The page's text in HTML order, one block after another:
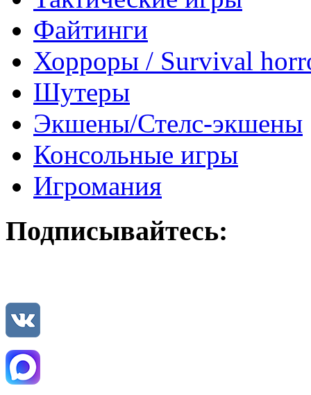
Файтинги
Хорроры / Survival
Шутеры
Экшены/Стелс-экшены
Консольные игры
Игромания
Подписывайтесь: